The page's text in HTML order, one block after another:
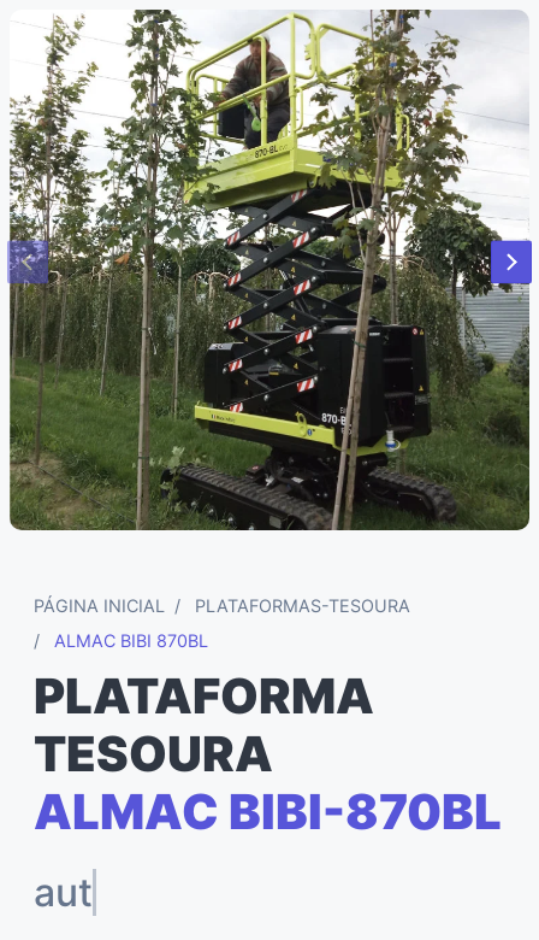
PÁGINA INICIAL
PLATAFORMAS-TESOURA
ALMAC BIBI 870BL
PLATAFORMA
TESOURA
ALMAC BIBI-870BL
autonivelante